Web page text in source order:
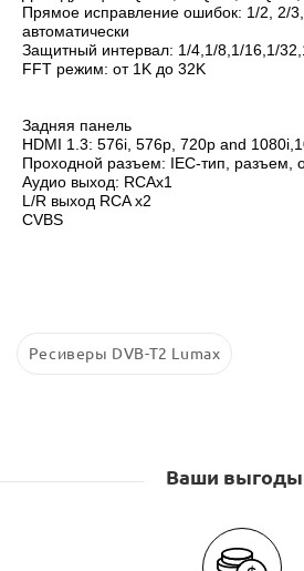
Прямое исправление ошибок: 1/2, 2/
автоматически
Защитный интервал: 1/4,1/8,1/16,1/
FFT режим: от 1K до 32K
Задняя панель
HDMI 1.3: 576i, 576p, 720p and
Проходной разъем: IEC-тип, разъем,
Аудио выход: RCAx1
L/R выход RCA x2
CVBS
Ресиверы DVB-T2 Lumax
Ваши выгоды